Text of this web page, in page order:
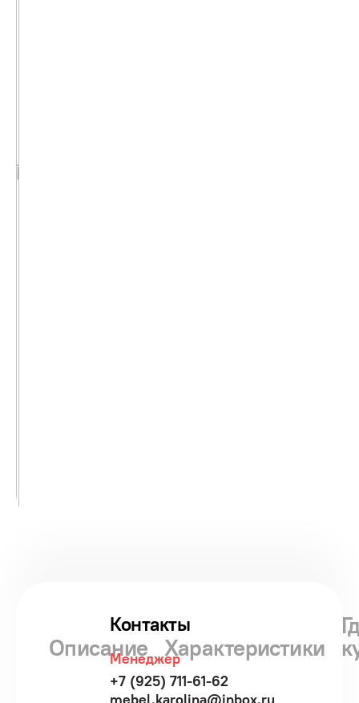
Описание Характеристики
Контакты
Менеджер
+7 (925) 711-61-62